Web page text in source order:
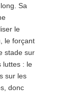
Sa
le
le forçant
stade sur
luttes : le
sur les
donc